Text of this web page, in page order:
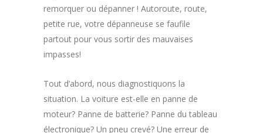
remorquer ou dépanner ! Autoroute, route,
petite rue, votre dépanneuse se faufile
partout pour vous sortir des mauvaises
impasses!
Tout d’abord, nous diagnostiquons la
situation. La voiture est-elle en panne de
moteur? Panne de batterie? Panne du tableau
électronique? Un pneu crevé? Une erreur de